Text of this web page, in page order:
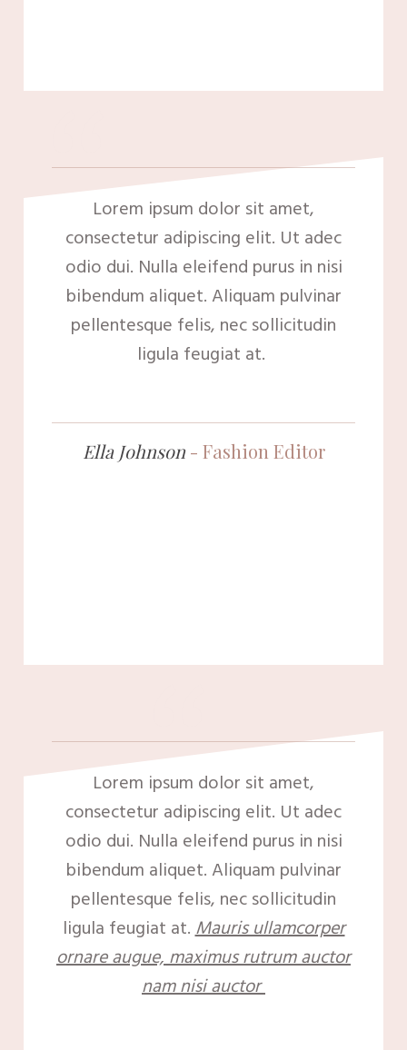
“Lorem ipsum dolor sit amet,
consectetur adipiscing elit. Ut adec
odio dui. Nulla eleifend purus in nisi
bibendum aliquet. Aliquam pulvinar
pellentesque felis, nec sollicitudin
ligula feugiat at.
Ella Johnson- Fashion Editor
“
Lorem ipsum dolor sit amet,
consectetur adipiscing elit. Ut adec
odio dui. Nulla eleifend purus in nisi
bibendum aliquet. Aliquam pulvinar
pellentesque felis, nec sollicitudin
ligula feugiat at.Mauris ullamcorper
ornare augue, maximus rutrum auctor
nam nisi auctor